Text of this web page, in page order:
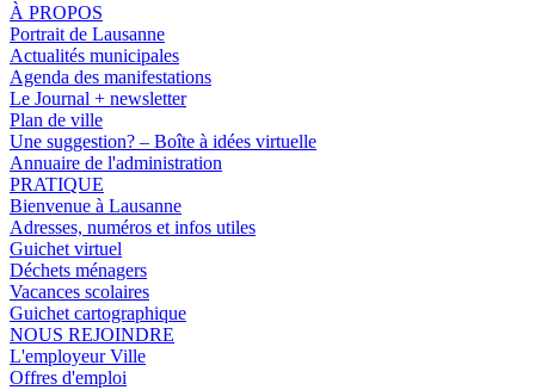
À PROPOS
Portrait de Lausanne
Actualités municipales
Agenda des manifestations
Le Journal + newsletter
Plan de ville
Une suggestion? – Boîte à idées virtuelle
Annuaire de l'administration
PRATIQUE
Bienvenue à Lausanne
Adresses, numéros et infos utiles
Guichet virtuel
Déchets ménagers
Vacances scolaires
Guichet cartographique
NOUS REJOINDRE
L'employeur Ville
Offres d'emploi